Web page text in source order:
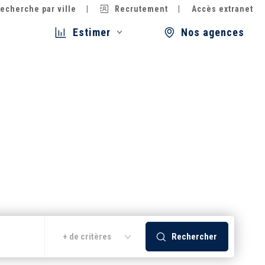
Estimer Nos agences
par ville Recrutement Accès extranet
+ de critères Rechercher